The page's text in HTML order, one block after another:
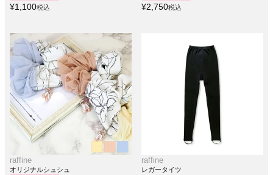
¥1,100税込 ¥2,750税込
raffine
オリジナルシュシュ
raffine
レガータイツ